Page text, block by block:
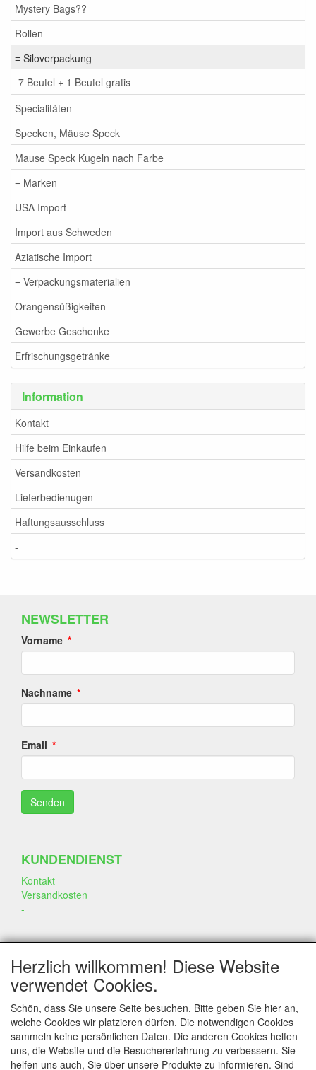
Mystery Bags??
Rollen
≡ Siloverpackung
7 Beutel + 1 Beutel gratis
Specialitäten
Specken, Mäuse Speck
Mause Speck Kugeln nach Farbe
≡ Marken
USA Import
Import aus Schweden
Aziatische Import
≡ Verpackungsmaterialien
Orangensüßigkeiten
Gewerbe Geschenke
Erfrischungsgetränke
Information
Kontakt
Hilfe beim Einkaufen
Versandkosten
Lieferbedienugen
Haftungsausschluss
-
NEWSLETTER
Vorname
Nachname
Email
KUNDENDIENST
Kontakt
Versandkosten
-
SOZIALEN MEDIEN
KONTAKT
Herzlich willkommen! Diese Website
verwendet Cookies.
Schön, dass Sie unsere Seite besuchen. Bitte geben Sie hier an,
welche Cookies wir platzieren dürfen. Die notwendigen Cookies
sammeln keine persönlichen Daten. Die anderen Cookies helfen
uns, die Website und die Besuchererfahrung zu verbessern. Sie
helfen uns auch, Sie über unsere Produkte zu informieren. Sind